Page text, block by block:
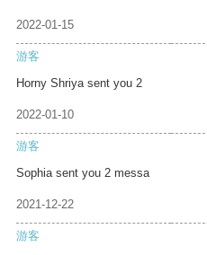
2022-01-15
游客
Horny Shriya sent you 2
2022-01-10
游客
Sophia sent you 2 messa
2021-12-22
游客